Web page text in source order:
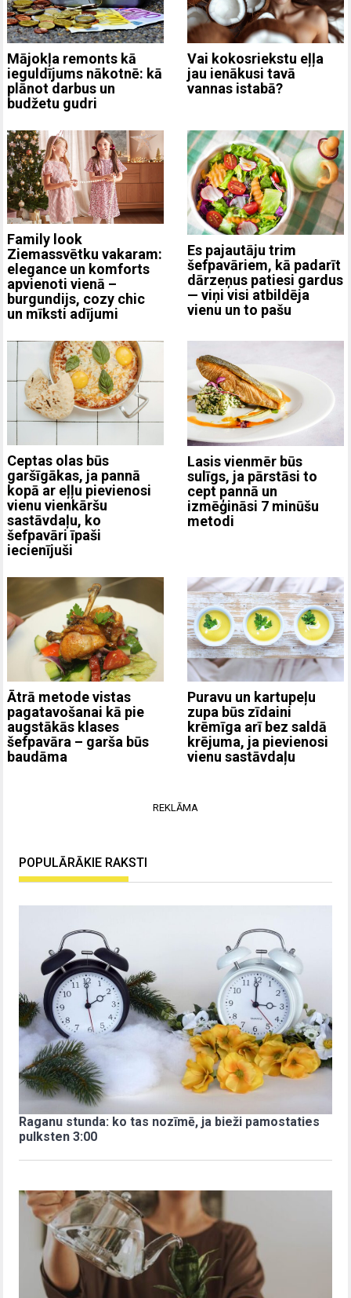
Mājokļa remonts kā
ieguldījums nākotnē: kā
plānot darbus un
budžetu gudri
Vai kokosriekstu eļļa
jau ienākusi tavā
vannas istabā?
Family look
Ziemassvētku vakaram:
elegance un komforts
apvienoti vienā –
burgundijs, cozy chic
un mīksti adījumi
Es pajautāju trim
šefpavāriem, kā padarīt
dārzeņus patiesi gardus
— viņi visi atbildēja
vienu un to pašu
Ceptas olas būs
garšīgākas, ja pannā
kopā ar eļļu pievienosi
vienu vienkāršu
sastāvdaļu, ko
šefpavāri īpaši
iecienījuši
Lasis vienmēr būs
sulīgs, ja pārstāsi to
cept pannā un
izmēģināsi 7 minūšu
metodi
Ātrā metode vistas
pagatavošanai kā pie
augstākās klases
šefpavāra – garša būs
baudāma
Puravu un kartupeļu
zupa būs zīdaini
krēmīga arī bez saldā
krējuma, ja pievienosi
vienu sastāvdaļu
REKLĀMA
POPULĀRĀKIE RAKSTI
Raganu stunda: ko tas nozīmē, ja bieži pamostaties
pulksten 3:00